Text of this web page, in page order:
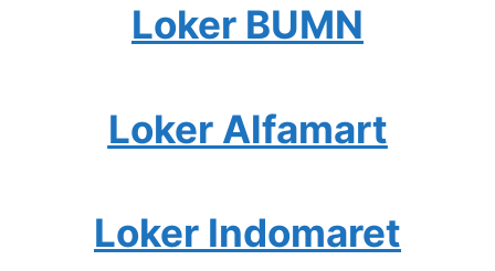
Loker BUMN
Loker Alfamart
Loker Indomaret